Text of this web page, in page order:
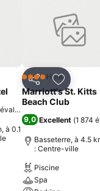
mes favoris
à 0.1
PartagerAjouter
4 ÉtoilesHôtel
Marriott's St. Kitts
Beach Club
9,0 Excellent (1 874
Basseterre, à 4.5
: Centre-ville
Piscine
Spa